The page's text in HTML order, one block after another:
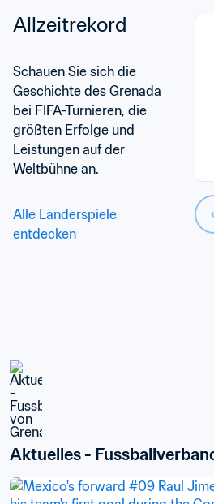
Allzeitrekord
Schauen Sie sich die
Geschichte des Grenada
bei FIFA-Turnieren, die
größten Erfolge und
Leistungen auf der
Weltbühne an.
Alle Länderspiele
entdecken
Aktuelles -